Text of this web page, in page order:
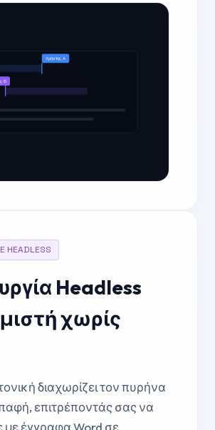
Χρήστης A
B
HEADLESS
Headless
χωρίς
διαχωρίζει τον πυρήνα
επιτρέποντάς σας να
με έγγραφα Word σε